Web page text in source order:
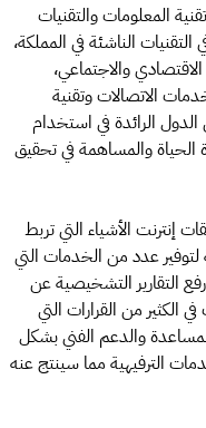
المعلومات والتقنيات
التقنيات الناشئة في المملكة،
والاجتماعي،
الاتصالات وتقنية
الرائدة في استخدام
والمساهمة في تحقيق
إنترنت الأشياء التي تربط
لتوفير عدد من الخدمات التي
التقارير التشخيصية عن
الكثير من القرارات التي
والدعم الفني بشكل
الترفيهية مما سينتج عنه